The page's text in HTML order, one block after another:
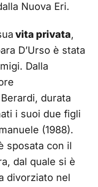
Nuova Eri.
vita privata,
D’Urso è stata
Dalla
durata
i suoi due figli
(1988).
sposata con il
dal quale si è
divorziato nel